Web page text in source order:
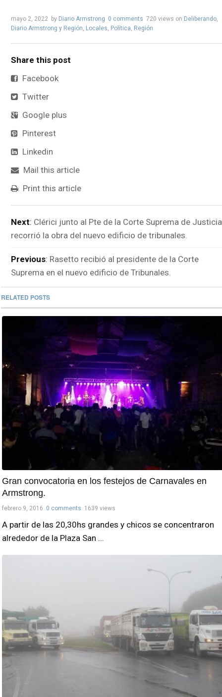
mayo 2, 2022 by Diario Armstrong 0 comments 720 views on Deliberando
Diario Armstrong y Región Locales Política Región
Share this post
Facebook
Twitter
Google plus
Pinterest
Linkedin
Mail this article
Print this article
Next: Clérici junto al Pte de la Corte Suprema de Justicia
recorrió la obra del nuevo edificio de tribunales.
Previous: Rasetto recibió al presidente de la Corte
Suprema en el nuevo edificio de Tribunales.
RELATED POSTS
Gran convocatoria en los festejos de Carnavales en
Armstrong.
febrero 9, 2016 0 comments 1639 views
A partir de las 20,30hs grandes y chicos se concentraron
alrededor de la Plaza San ...